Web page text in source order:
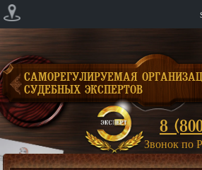
САМОРЕГУЛИРУЕМАЯ
СУДЕБНЫХ ЭКСПЕРТОВ
8
Звонок по